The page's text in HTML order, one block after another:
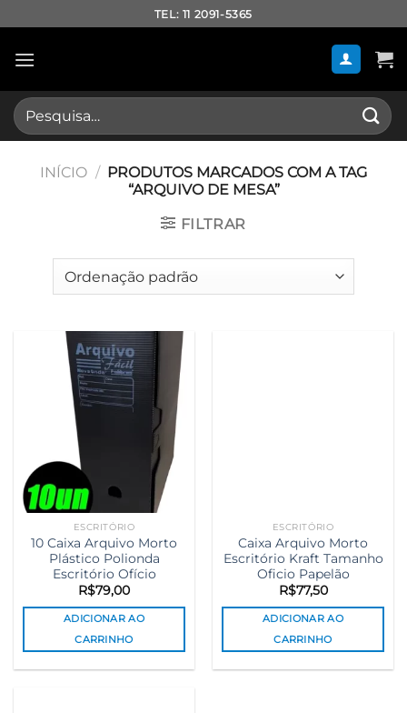
to
content
TEL: 11 2091-5365
Pesquisar
por:
INÍCIO / PRODUTOS MARCADOS COM A TAG
“ARQUIVO DE MESA”
FILTRAR
ESCRITÓRIO
10 Caixa Arquivo Morto
Plástico Polionda
Escritório Ofício
R$79,00
ADICIONAR AO
CARRINHO
ESCRITÓRIO
Caixa Arquivo Morto
Escritório Kraft Tamanho
Oficio Papelão
R$77,50
ADICIONAR AO
CARRINHO